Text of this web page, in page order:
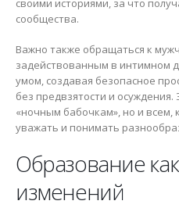
своими историями, за что
сообщества.
Важно также обращаться к
задействованным в интимном
умом, создавая безопасное
без предвзятости и
«ночным бабочкам», но и всем,
уважать и понимать
Образование
изменений